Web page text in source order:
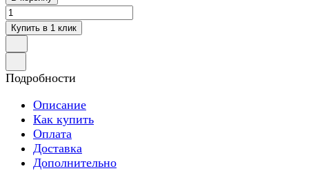
Купить в 1 клик
Подробности
Описание
Как купить
Оплата
Доставка
Дополнительно